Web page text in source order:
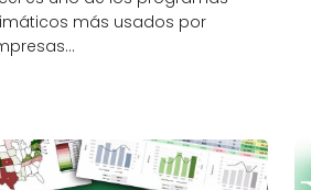
más usados por